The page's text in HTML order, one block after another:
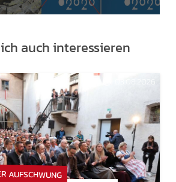
auch interessieren
03.08.2026
AUFSCHWUNG